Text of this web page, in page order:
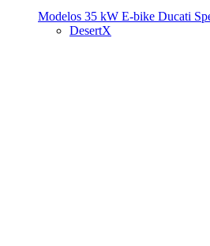
Modelos 35 kW E-bike Ducati
DesertX